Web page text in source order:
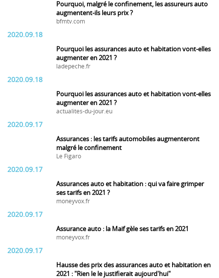
Pourquoi, malgré le confinement, les assureurs auto
augmentent-ils leurs prix ?
bfmtv.com
2020.09.18
Pourquoi les assurances auto et habitation vont-elles
augmenter en 2021 ?
ladepeche.fr
2020.09.18
Pourquoi les assurances auto et habitation vont-elles
augmenter en 2021 ?
actualites-du-jour.eu
2020.09.17
Assurances : les tarifs automobiles augmenteront
malgré le confinement
Le Figaro
2020.09.17
Assurances auto et habitation : qui va faire grimper
ses tarifs en 2021 ?
moneyvox.fr
2020.09.17
Assurance auto : la Maif gèle ses tarifs en 2021
moneyvox.fr
2020.09.17
Hausse des prix des assurances auto et habitation en
2021 : "Rien le le justifierait aujourd'hui"